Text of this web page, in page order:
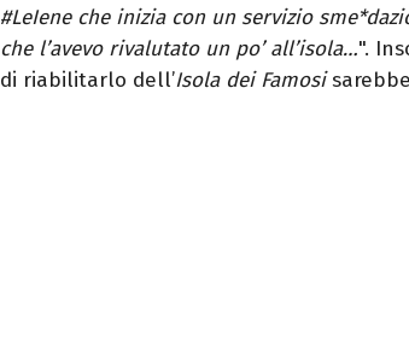
#LeIeneche inizia con un servizio
che l’avevo rivalutato un po’ all’isola…".
di riabilitarlo dell’Isola dei Famosi